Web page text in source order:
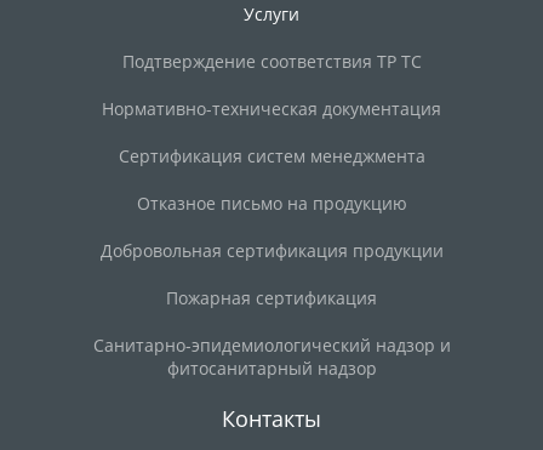
Услуги
Подтверждение соответствия ТР ТС
Нормативно-техническая документация
Сертификация систем менеджмента
Отказное письмо на продукцию
Добровольная сертификация продукции
Пожарная сертификация
Санитарно-эпидемиологический надзор и
фитосанитарный надзор
Контакты